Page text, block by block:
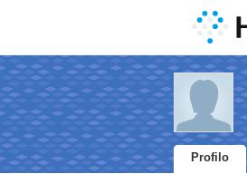
Profilo